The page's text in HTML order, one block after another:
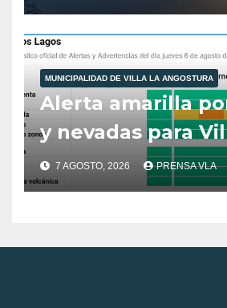
Angostura – 7 de
10:00 hs
MUNICIPALIDAD DE VILLA LA ANGOSTURA
Alerta amarilla
y nevadas para
Angostura.
7 AGOSTO, 2026 PRENSA VLA